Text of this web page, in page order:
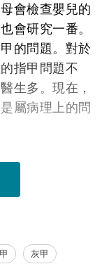
會檢查嬰兒的
會研究一番。
的問題。對於
指甲問題不
生多。現在，
屬病理上的問
灰甲